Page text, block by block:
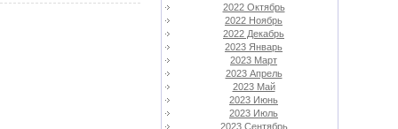
2022 Октябрь
2022 Ноябрь
2022 Декабрь
2023 Январь
2023 Март
2023 Апрель
2023 Май
2023 Июнь
2023 Июль
2023 Сентябрь